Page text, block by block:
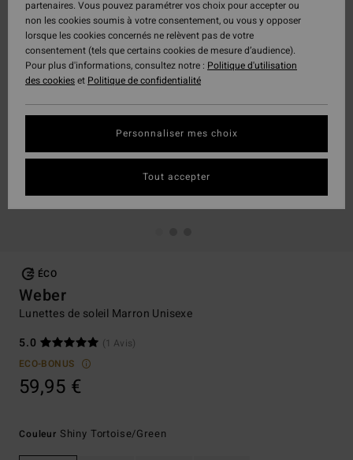
ÉCO
Weber
Lunettes de soleil Marron Unisexe
5.0
(1 Avis)
ECO-BONUS
59,95 €
Couleur Shiny Tortoise/green
partenaires. Vous pouvez paramétrer vos choix pour accepter ou
non les cookies soumis à votre consentement, ou vous y opposer
lorsque les cookies concernés ne relèvent pas de votre
consentement (tels que certains cookies de mesure d’audience).
Pour plus d'informations, consultez notre : Politique d'utilisation
des cookieset Politique de confidentialité
Personnaliser mes choix
Tout accepter